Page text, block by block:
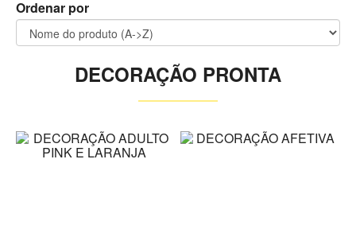
Ordenar por
DECORAÇÃO PRONTA